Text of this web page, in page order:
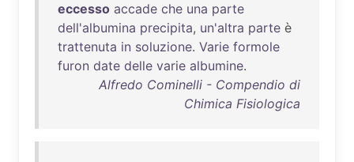
eccesso accade che una parte
dell'albumina precipita, un'altra parte è
trattenuta in soluzione. Varie formole
furon date delle varie albumine.
Alfredo Cominelli - Compendio di
Chimica Fisiologica